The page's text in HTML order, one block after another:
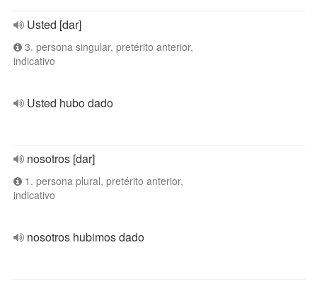
Usted [dar]
3. persona singular, pretérito anterior,
indicativo
Usted hubo dado
nosotros [dar]
1. persona plural, pretérito anterior,
indicativo
nosotros hubimos dado